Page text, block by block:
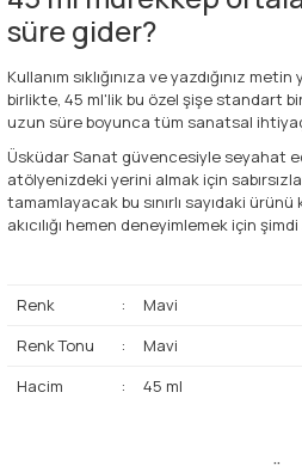
süre gider?
Kullanım sıklığınıza ve yazdığınız
birlikte, 45 ml'lik bu özel şişe standart
uzun süre boyunca tüm sanatsal
Üsküdar Sanat güvencesiyle seyahat
atölyenizdeki yerini almak için
tamamlayacak bu sınırlı sayıdaki
akıcılığı hemen deneyimlemek için
Renk :
Mavi
Renk Tonu
:
Mavi
Hacim
: 45 ml